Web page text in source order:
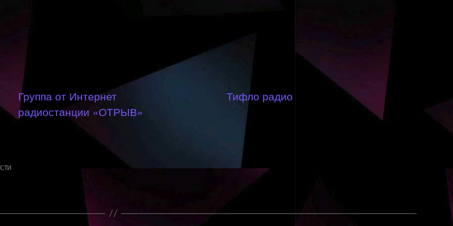
Группа от Интернет
радиостанции «ОТРЫВ»
Тифло радио